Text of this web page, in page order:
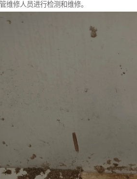
维修人员进行检测和维修。